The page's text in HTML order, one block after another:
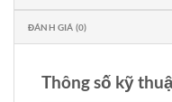
ĐÁNH GIÁ (0)
Thông số kỹ